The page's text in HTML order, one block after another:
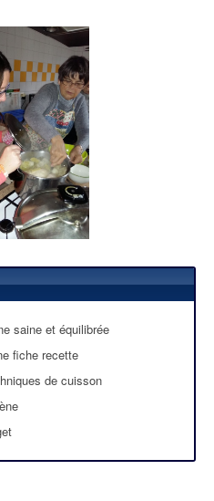
saine et équilibrée
fiche recette
de cuisson